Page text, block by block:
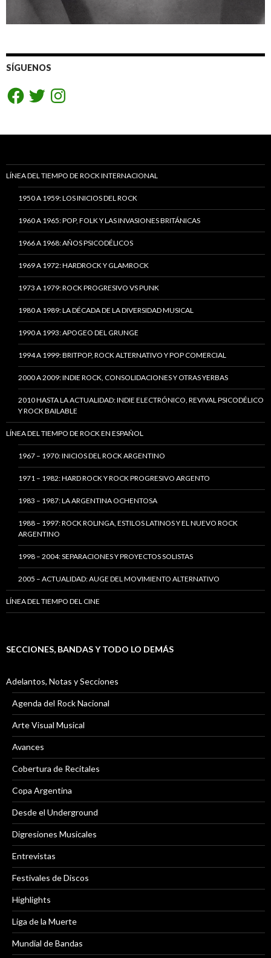
SÍGUENOS
FacebookTwitterInstagram
LÍNEA DEL TIEMPO DE ROCK INTERNACIONAL
1950 A 1959: LOS INICIOS DEL ROCK
1960 A 1965: POP, FOLK Y LAS INVASIONES BRITÁNICAS
1966 A 1968: AÑOS PSICODÉLICOS
1969 A 1972: HARDROCK Y GLAMROCK
1973 A 1979: ROCK PROGRESIVO VS PUNK
1980 A 1989: LA DÉCADA DE LA DIVERSIDAD MUSICAL
1990 A 1993: APOGEO DEL GRUNGE
1994 A 1999: BRITPOP, ROCK ALTERNATIVO Y POP COMERCIAL
2000 A 2009: INDIE ROCK, CONSOLIDACIONES Y OTRAS YERBAS
2010 HASTA LA ACTUALIDAD: INDIE ELECTRÓNICO, REVIVAL PSICODÉLICO
Y ROCK BAILABLE
LÍNEA DEL TIEMPO DE ROCK EN ESPAÑOL
1967 – 1970: INICIOS DEL ROCK ARGENTINO
1971 – 1982: HARD ROCK Y ROCK PROGRESIVO ARGENTO
1983 – 1987: LA ARGENTINA OCHENTOSA
1988 – 1997: ROCK ROLINGA, ESTILOS LATINOS Y EL NUEVO ROCK
ARGENTINO
1998 – 2004: SEPARACIONES Y PROYECTOS SOLISTAS
2005 – ACTUALIDAD: AUGE DEL MOVIMIENTO ALTERNATIVO
LÍNEA DEL TIEMPO DEL CINE
SECCIONES, BANDAS Y TODO LO DEMÁS
Adelantos, Notas y Secciones
Agenda del Rock Nacional
Arte Visual Musical
Avances
Cobertura de Recitales
Copa Argentina
Desde el Underground
Digresiones Musicales
Entrevistas
Festivales de Discos
Highlights
Liga de la Muerte
Mundial de Bandas